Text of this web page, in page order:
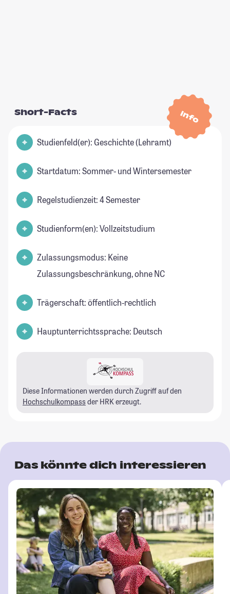
Info
Short-Facts
Studienfeld(er): Geschichte (Lehramt)
Startdatum: Sommer- und Wintersemester
Regelstudienzeit: 4 Semester
Studienform(en): Vollzeitstudium
Zulassungsmodus: Keine
Zulassungsbeschränkung, ohne NC
Trägerschaft: öffentlich-rechtlich
Hauptunterrichtssprache: Deutsch
Diese Informationen werden durch Zugriff auf den
Hochschulkompass der HRK erzeugt.
Das könnte dich interessieren